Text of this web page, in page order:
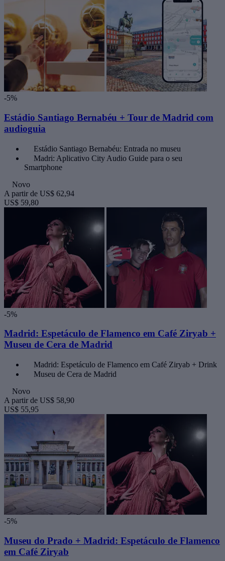
-5%
Estádio Santiago Bernabéu + Tour de Madrid com
audioguia
Estádio Santiago Bernabéu: Entrada no museu
Madri: Aplicativo City Audio Guide para o seu
Smartphone
Novo
A partir de US$ 62,94
US$ 59,80
-5%
Madrid: Espetáculo de Flamenco em Café Ziryab +
Museu de Cera de Madrid
Madrid: Espetáculo de Flamenco em Café Ziryab + Drink
Museu de Cera de Madrid
Novo
A partir de US$ 58,90
US$ 55,95
-5%
Museu do Prado + Madrid: Espetáculo de Flamenco
em Café Ziryab